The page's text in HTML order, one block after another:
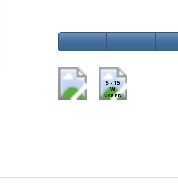
5 - 15
W
USB PD